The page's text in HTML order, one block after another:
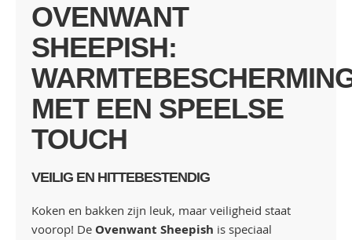
OVENWANT
SHEEPISH:
MET EEN SPEELSE
TOUCH
VEILIG EN HITTEBESTENDIG
Koken en bakken zijn leuk, maar veiligheid staat
voorop! De Ovenwant Sheepish is speciaal